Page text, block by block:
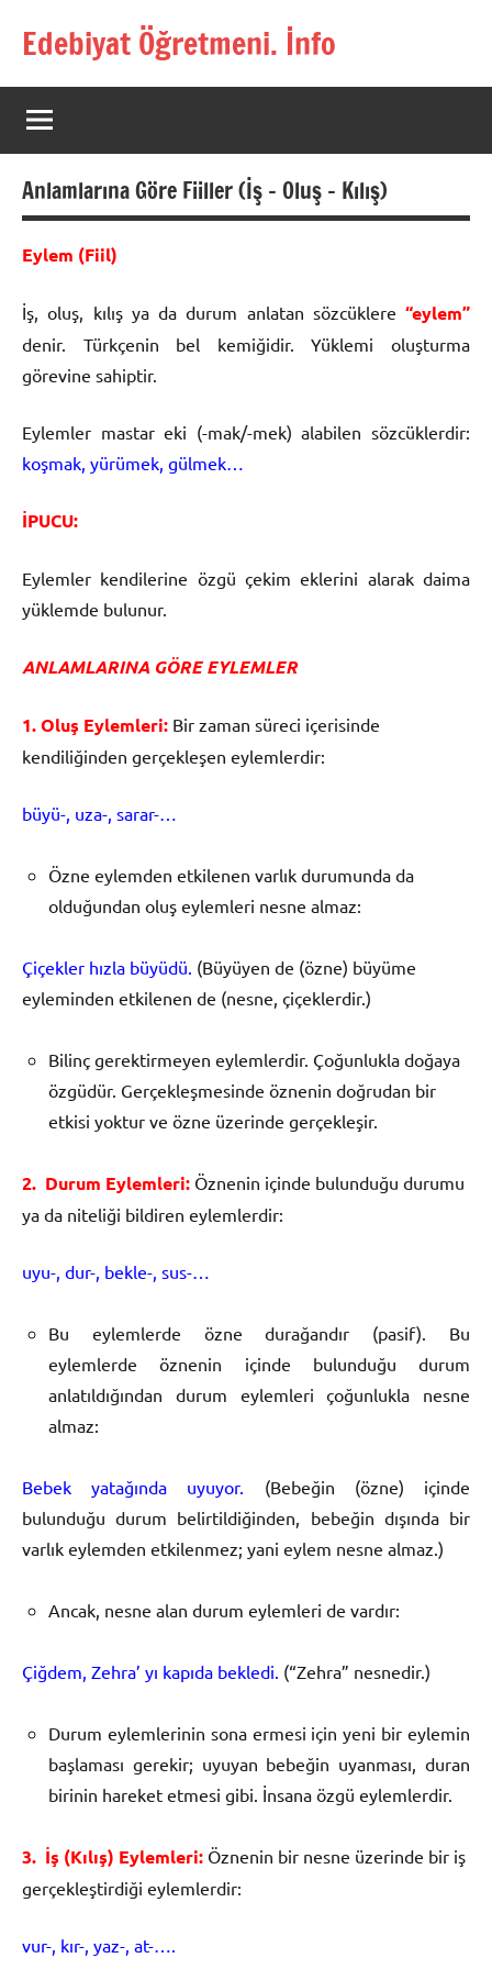
Edebiyat Öğretmeni. İnfo
Türkçe,
Türk
Dili
ve
Öğretmenlerinin
Kaynak
Anlamlarına Göre Fiiller (İş – Oluş – Kılış)
Eylem (Fiil)
İş, oluş, kılış ya da durum anlatan sözcüklere “eylem”
denir. Türkçenin bel kemiğidir. Yükle­mi oluşturma
görevine sahiptir.
Eylemler mastar eki (-mak/-mek) alabilen sözcüklerdir:
koşmak, yürümek, gülmek…
İPUCU:
Eylemler kendilerine özgü çekim eklerini alarak daima
yüklemde bulunur.
ANLAMLARINA GÖRE EYLEMLER
1.Oluş Eylemleri: Bir zaman süreci içerisinde
kendiliğinden gerçekleşen eylemlerdir:
büyü-, uza-, sarar-…
Özne eylemden etkilenen varlık durumunda da
olduğundan oluş eylemleri nesne almaz:
Çiçekler hızla büyüdü. (Büyüyen de (özne) büyüme
eyleminden etkilenen de (nesne, çiçeklerdir.)
Bilinç gerektirmeyen eylemlerdir. Çoğunlukla doğaya
özgüdür. Gerçekleşmesinde özne­nin doğrudan bir
etkisi yoktur ve özne üzerinde gerçekleşir.
2. Durum Eylemleri: Öznenin içinde bulunduğu durumu
ya da niteliği bildiren eylemlerdir:
uyu-, dur-, bekle-, sus-…
Bu eylemlerde özne durağandır (pasif). Bu
eylemlerde öznenin içinde bulunduğu durum
anlatıldığından durum eylemleri çoğunlukla nesne
almaz:
Bebek yatağında uyuyor.
(Bebeğin (özne) içinde
bulunduğu durum belirtildiğinden, bebeğin dışında bir
varlık eylemden etkilenmez; yani eylem nesne almaz.)
Ancak, nesne alan durum eylemleri de vardır:
Çiğdem, Zehra’ yı kapıda bekledi. (“Zehra” nesnedir.)
Durum eylemlerinin sona ermesi için yeni bir eylemin
başlaması gerekir; uyuyan bebeğin uyanması, duran
birinin hareket etmesi gibi. İnsana özgü eylemlerdir.
3. İş (Kılış) Eylemleri: Öznenin bir nesne üzerinde bir iş
gerçekleştirdiği eylemlerdir:
vur-, kır-, yaz-, at-….